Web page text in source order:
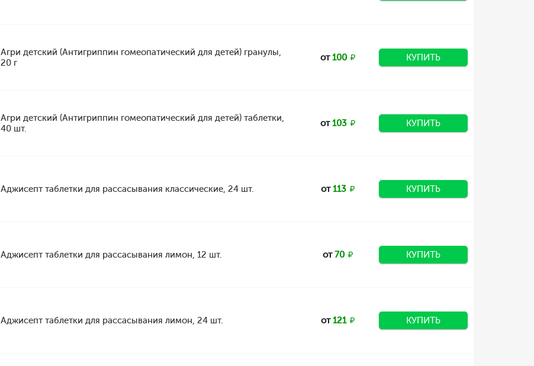
Агри детский (Антигриппин гомеопатический для детей) гранулы,
20 г
от100 КУПИТЬ
Агри детский (Антигриппин гомеопатический для детей) таблетки,
40 шт.
от103 КУПИТЬ
Аджисепт таблетки для рассасывания классические, 24 шт. от113 КУПИТЬ
Аджисепт таблетки для рассасывания лимон, 12 шт. от70 КУПИТЬ
Аджисепт таблетки для рассасывания лимон, 24 шт. от121 КУПИТЬ